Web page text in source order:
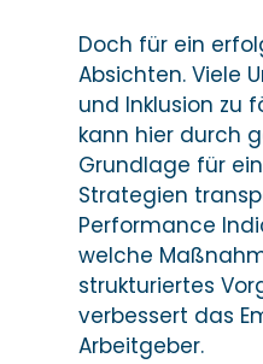
Doch für ein
Absichten. Viele
und Inklusion zu
kann hier durch
Grundlage für
Strategien
Performance
welche
strukturiertes
verbessert das
Arbeitgeber.